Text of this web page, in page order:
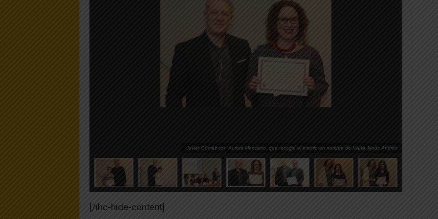
Javier Gómez con Aurora Manzano, que recogió el premio en nombre de María Jesús Andrés
[/ihc-hide-content]